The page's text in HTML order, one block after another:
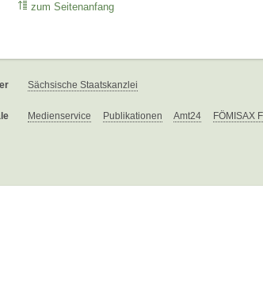
zum Seitenanfang
Sächsische Staatskanzlei
Medienservice Publikationen Amt24 FÖMISAX